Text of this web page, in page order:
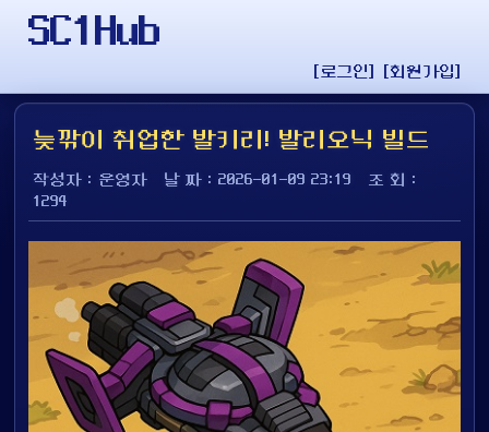
SC1Hub
[로그인] [회원가입]
늦깎이 취업한 발키리! 발리오닉 빌드
작성자 : 운영자 날 짜 : 2026-01-09 23:19
조 회 :
1294